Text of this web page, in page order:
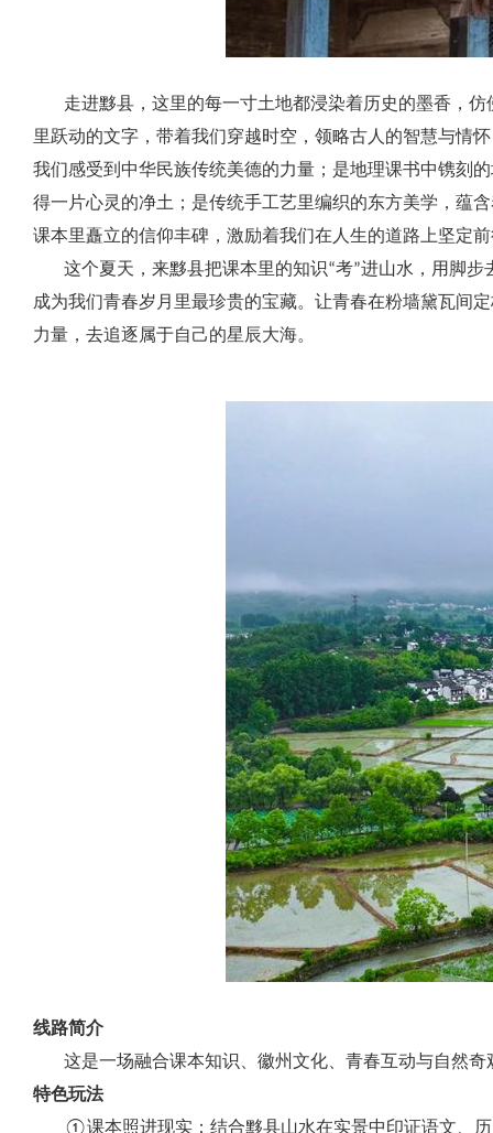
走进黟县，这里的每一寸土地都浸染着历史的墨香，仿
里跃动的文字，带着我们穿越时空，领略古人的智慧与情
我们感受到中华民族传统美德的力量；是地理课书中镌刻
得一片心灵的净土；是传统手工艺里编织的东方美学，蕴
课本里矗立的信仰丰碑，激励着我们在人生的道路上坚定
这个夏天，来黟县把课本里的知识“考”进山水，用脚步
成为我们青春岁月里最珍贵的宝藏。让青春在粉墙黛瓦间
力量，去追逐属于自己的星辰大海。
线路简介
这是一场融合课本知识、徽州文化、青春互动与自然奇
特色玩法
①课本照进现实：结合黟县山水在实景中印证语文、历